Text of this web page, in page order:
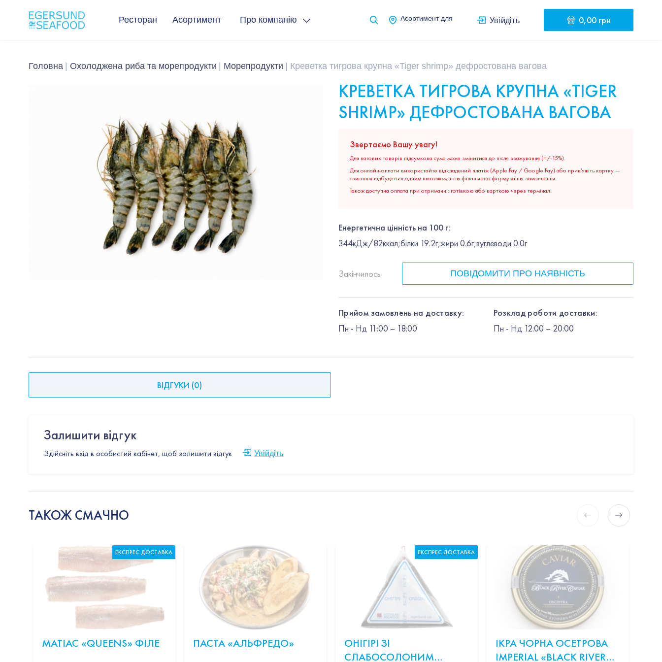
Ресторан Асортимент Про компанію Асортимент для Увійдіть 0,00 грн
Головна Охолоджена риба та морепродукти Морепродукти Креветка тигрова крупна «Tiger shrimp» дефростована вагова
КРЕВЕТКА ТИГРОВА КРУПНА «TIGER
SHRIMP» ДЕФРОСТОВАНА ВАГОВА
Звертаємо Вашу увагу!
Для вагових товарів підсумкова сума може змінитися до після зважування (+/-15%).
Для онлайн-оплати використайте відкладений платіж (Apple Pay / Google Pay) або прив’яжіть картку —
списання відбудеться одним платежем після фінального формування замовлення.
Також доступна оплата при отриманні: готівкою або карткою через термінал.
Енергетична цінність на 100 г:
344кДж/82ккал;білки 19.2г;жири 0.6г;вуглеводи 0.0г
Закінчилось ПОВІДОМИТИ ПРО НАЯВНІСТЬ
Прийом замовлень на доставку:
Пн - Нд 11:00 – 18:00
Розклад роботи доставки:
Пн - Нд 12:00 – 20:00
ВІДГУКИ (0)
Залишити відгук
Здійсніть вхід в особистий кабінет, щоб залишити відгук Увійдіть
ТАКОЖ СМАЧНО
МАТІАС «QUEENS» ФІЛЕ
ЕКСПРЕС ДОСТАВКА
ПАСТА «АЛЬФРЕДО»
ОНІГІРІ ЗІ
СЛАБОСОЛОНИМ
ЕКСПРЕС ДОСТАВКА
ІКРА ЧОРНА ОСЕТРОВА
IMPERIAL «BLACK RIVER